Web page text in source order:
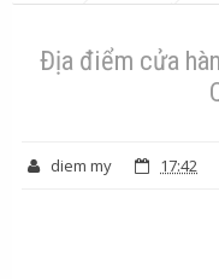
Quảng Ninh
Địa điểm cửa
diem my 17:42